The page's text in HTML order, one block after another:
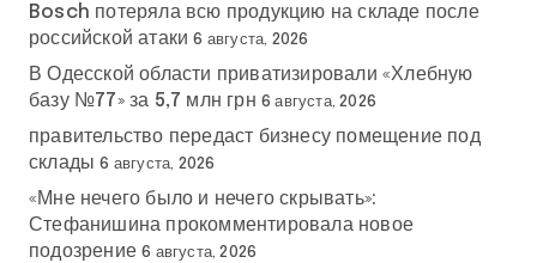
Bosch потеряла всю продукцию на складе после
российской атаки 6 августа, 2026
В Одесской области приватизировали «Хлебную
базу №77» за 5,7 млн грн 6 августа, 2026
правительство передаст бизнесу помещение под
склады 6 августа, 2026
«Мне нечего было и нечего скрывать»:
Стефанишина прокомментировала новое
подозрение 6 августа, 2026